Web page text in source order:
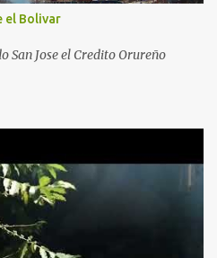
el Bolivar
San Jose el Credito Orureño